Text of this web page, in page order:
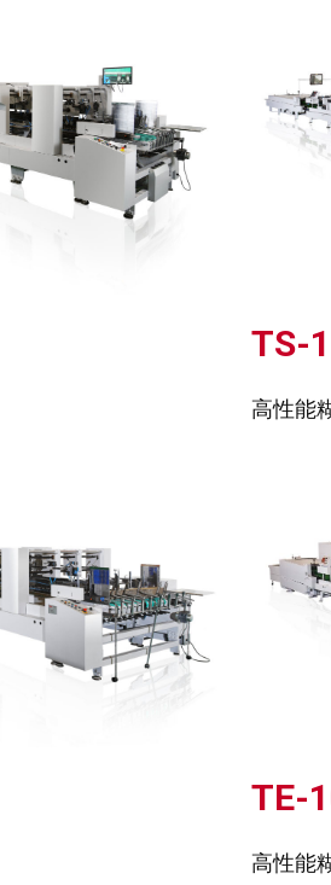
TS-
高性能
TE-
高性能